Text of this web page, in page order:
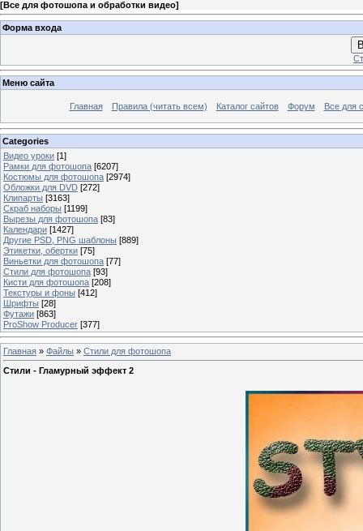
[Все для фотошопа и обработки видео]
Форма входа
Меню сайта
Главная Правила (читать всем) Каталог сайтов Форум Все для
Categories
Видео уроки [1]
Рамки для фотошопа [6207]
Костюмы для фотошопа [2974]
Обложки для DVD [272]
Клипарты [3163]
Скраб наборы [1199]
Вырезы для фотошопа [83]
Календари [1427]
Другие PSD, PNG шаблоны [889]
Этикетки, обертки [75]
Виньетки для фотошопа [77]
Стили для фотошопа [93]
Кисти для фотошопа [208]
Текстуры и фоны [412]
Шрифты [28]
Футажи [863]
ProShow Producer [377]
Главная » Файлы » Стили для фотошопа
Cтили - Гламурный эффект 2